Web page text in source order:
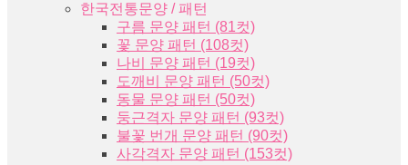
한국전통문양 / 패턴
구름 문양 패턴 (81컷)
꽃 문양 패턴 (108컷)
나비 문양 패턴 (19컷)
도깨비 문양 패턴 (50컷)
동물 문양 패턴 (50컷)
둥근격자 문양 패턴 (93컷)
불꽃 번개 문양 패턴 (90컷)
사각격자 문양 패턴 (153컷)